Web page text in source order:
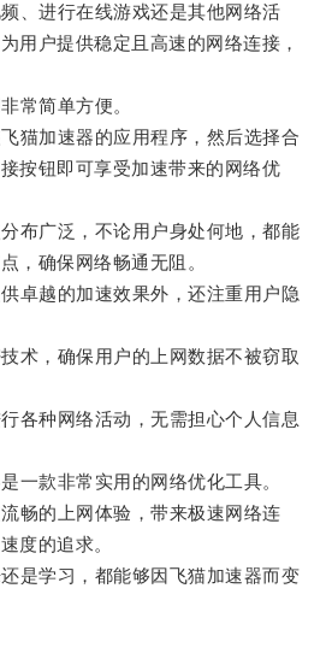
进行在线游戏还是其他网络活
用户提供稳定且高速的网络连接，
简单方便。
加速器的应用程序，然后选择合
按钮即可享受加速带来的网络优
广泛，不论用户身处何地，都能
，确保网络畅通无阻。
越的加速效果外，还注重用户隐
，确保用户的上网数据不被窃取
种网络活动，无需担心个人信息
款非常实用的网络优化工具。
的上网体验，带来极速网络连
度的追求。
学习，都能够因飞猫加速器而变